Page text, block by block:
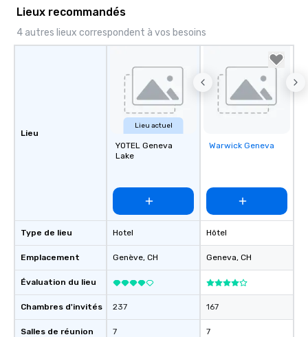
Lieux recommandés
4 autres lieux correspondent à vos besoins
Lieu
Type de lieu
Emplacement
Évaluation du lieu
Chambres d'invités
Salles de réunion
Lieu actuel
YOTEL Geneva
Lake
Hotel
Genève, CH
237
7
Removed from
Warwick Geneva
Hôtel
Geneva, CH
167
7